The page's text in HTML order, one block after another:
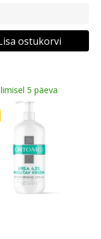
ostukorvi
5 päeva